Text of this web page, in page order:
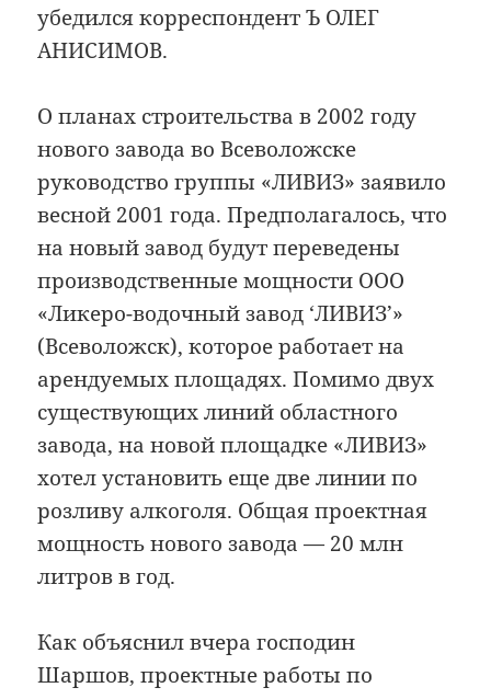
убедился корреспондент Ъ ОЛЕГ
АНИСИМОВ.
О планах строительства в 2002 году
нового завода во Всеволожске
руководство группы «ЛИВИЗ» заявило
весной 2001 года. Предполагалось, что
на новый завод будут переведены
производственные мощности ООО
«Ликеро-водочный завод ‘ЛИВИЗ’»
(Всеволожск), которое работает на
арендуемых площадях. Помимо двух
существующих линий областного
завода, на новой площадке «ЛИВИЗ»
хотел установить еще две линии по
розливу алкоголя. Общая проектная
мощность нового завода — 20 млн
литров в год.
Как объяснил вчера господин
Шаршов, проектные работы по